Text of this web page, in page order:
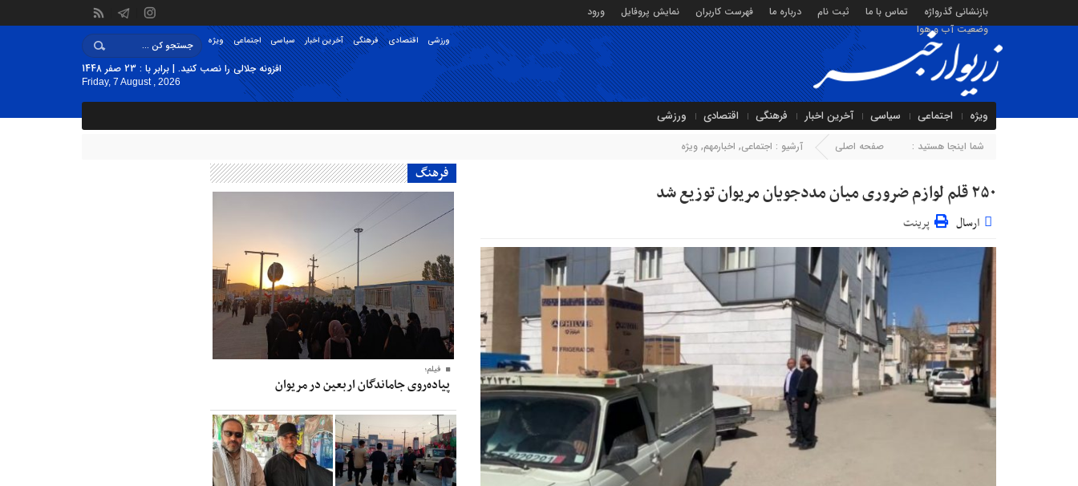
بازنشانی گذرواژه تماس با ما ثبت نام درباره ما فهرست کاربران نمایش پروفایل
ورود
وضعیت آب و هوا
ویژه اجتماعی سیاسی آخرین اخبار فرهنگی اقتصادی ورزشی
افزونه جلالی را نصب کنید. | برابر با : 23 صفر 1448
Friday, 7 August , 2026
ویژه اجتماعی سیاسی آخرین اخبار فرهنگی اقتصادی ورزشی
شما اینجا هستید : صفحه اصلی آرشیو : اجتماعی, اخبارمهم, ویژه
۲۵۰ قلم لوازم ضروری میان مددجویان مریوان توزیع شد
ارسال پرینت
فرهنگ
فیلم؛
پیاده‌روی جاماندگان اربعین در مریوان